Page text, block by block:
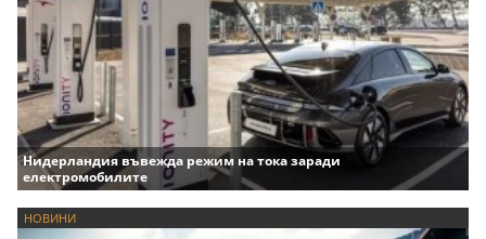
Нидерландия въвежда режим на тока заради
електромобилите
НОВИНИ